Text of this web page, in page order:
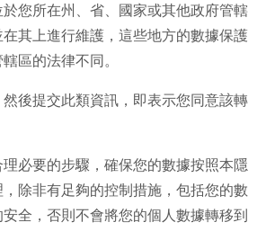
您所在州、省、國家或其他政府管轄
其上進行維護，這些地方的數據保護
區的法律不同。
後提交此類資訊，即表示您同意該轉
必要的步驟，確保您的數據按照本隱
除非有足夠的控制措施，包括您的數
全，否則不會將您的個人數據轉移到